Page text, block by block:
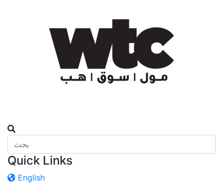
Quick Links
English